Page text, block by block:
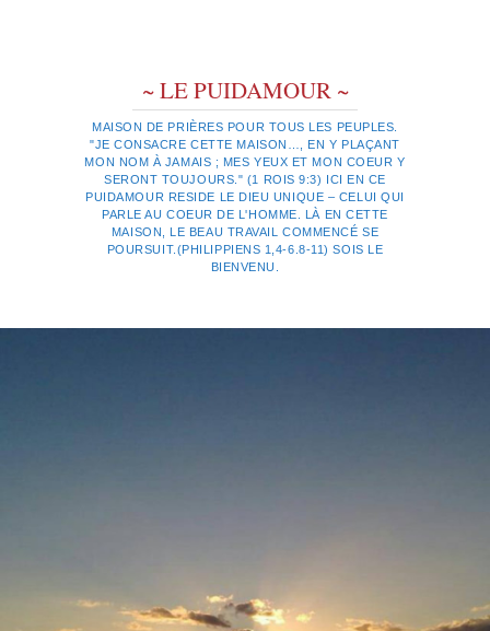
~ LE PUIDAMOUR ~
MAISON DE PRIÈRES POUR TOUS LES PEUPLES.
"JE CONSACRE CETTE MAISON…, EN Y PLAÇANT
MON NOM À JAMAIS ; MES YEUX ET MON COEUR Y
SERONT TOUJOURS." (1 ROIS 9:3) ICI EN CE
PUIDAMOUR RESIDE LE DIEU UNIQUE – CELUI QUI
PARLE AU COEUR DE L'HOMME. LÀ EN CETTE
MAISON, LE BEAU TRAVAIL COMMENCÉ SE
POURSUIT.(PHILIPPIENS 1,4-6.8-11) SOIS LE
BIENVENU.